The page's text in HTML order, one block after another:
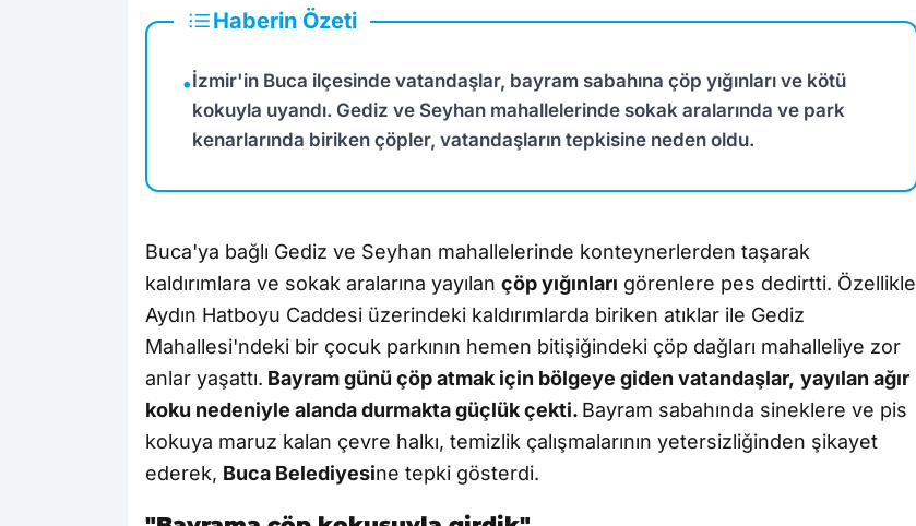
Haberin Özeti
•İzmir'in Buca ilçesinde vatandaşlar, bayram sabahına çöp yığınları ve kötü
kokuyla uyandı. Gediz ve Seyhan mahallelerinde sokak aralarında ve park
kenarlarında biriken çöpler, vatandaşların tepkisine neden oldu.
Buca'ya bağlı Gediz ve Seyhan mahallelerinde konteynerlerden taşarak
kaldırımlara ve sokak aralarına yayılan çöp yığınları görenlere pes dedirtti. Özellikle
Aydın Hatboyu Caddesi üzerindeki kaldırımlarda biriken atıklar ile Gediz
Mahallesi'ndeki bir çocuk parkının hemen bitişiğindeki çöp dağları mahalleliye zor
anlar yaşattı. Bayram günü çöp atmak için bölgeye giden vatandaşlar, yayılan ağır
koku nedeniyle alanda durmakta güçlük çekti. Bayram sabahında sineklere ve pis
kokuya maruz kalan çevre halkı, temizlik çalışmalarının yetersizliğinden şikayet
ederek, Buca Belediyesine tepki gösterdi.